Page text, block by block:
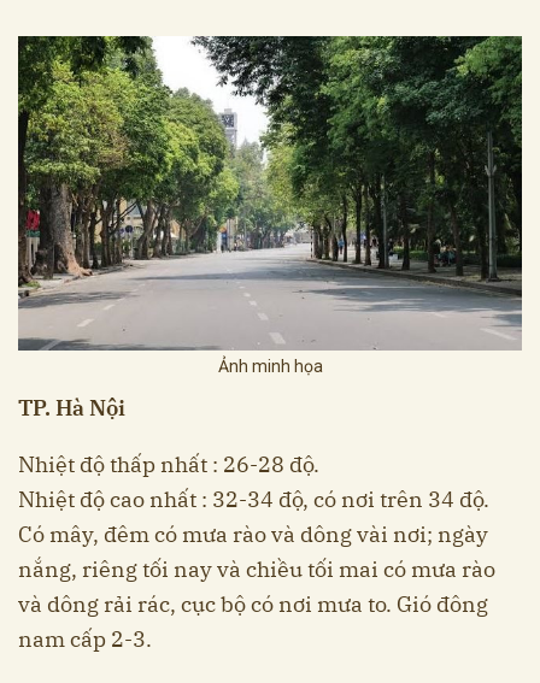
Ảnh minh họa
TP. Hà Nội
Nhiệt độ thấp nhất : 26-28 độ.
Nhiệt độ cao nhất : 32-34 độ, có nơi trên 34 độ.
Có mây, đêm có mưa rào và dông vài nơi; ngày
nắng, riêng tối nay và chiều tối mai có mưa rào
và dông rải rác, cục bộ có nơi mưa to. Gió đông
nam cấp 2-3.